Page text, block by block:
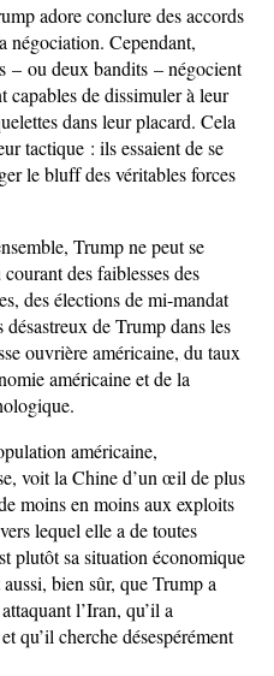
adore conclure des accords
négociation. Cependant,
– ou deux bandits – négocient
capables de dissimuler à leur
dans leur placard. Cela
tactique : ils essaient de se
le bluff des véritables forces
Trump ne peut se
des faiblesses des
des élections de mi-mandat
désastreux de Trump dans les
ouvrière américaine, du taux
américaine et de la
américaine,
voit la Chine d’un œil de plus
moins en moins aux exploits
lequel elle a de toutes
plutôt sa situation économique
bien sûr, que Trump a
l’Iran, qu’il a
qu’il cherche désespérément